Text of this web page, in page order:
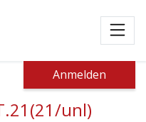
Anmelden
unl)